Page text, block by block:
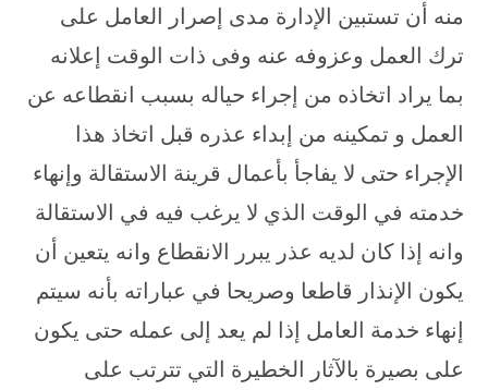
منه أن تستبين الإدارة مدى إصرار العامل على
ترك العمل وعزوفه عنه وفى ذات الوقت إعلانه
بما يراد اتخاذه من إجراء حياله بسبب انقطاعه عن
العمل و تمكينه من إبداء عذره قبل اتخاذ هذا
الإجراء حتى لا يفاجأ بأعمال قرينة الاستقالة وإنهاء
خدمته في الوقت الذي لا يرغب فيه في الاستقالة
وانه إذا كان لديه عذر يبرر الانقطاع وانه يتعين أن
يكون الإنذار قاطعا وصريحا في عباراته بأنه سيتم
إنهاء خدمة العامل إذا لم يعد إلى عمله حتى يكون
على بصيرة بالآثار الخطيرة التي تترتب على